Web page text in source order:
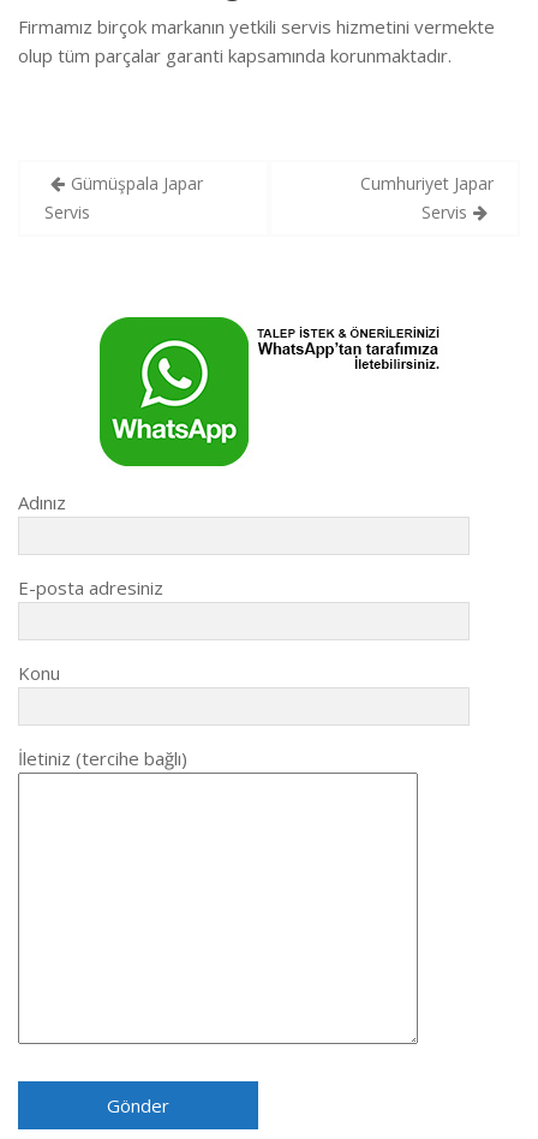
Firmamız birçok markanın yetkili servis hizmetini vermekte
olup tüm parçalar garanti kapsamında korunmaktadır.
Yazı
gezinmesi
Gümüşpala Japar
Servis
Cumhuriyet Japar
Servis
Adınız
E-posta adresiniz
Konu
İletiniz (tercihe bağlı)